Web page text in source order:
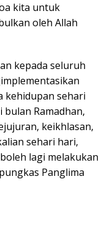
kita untuk
oleh Allah
kepada seluruh
kehidupan sehari
bulan Ramadhan,
keikhlasan,
sehari hari,
lagi melakukan
Panglima